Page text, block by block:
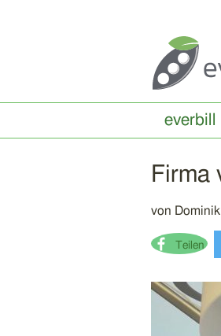
everbill
Firma
von
Teilen